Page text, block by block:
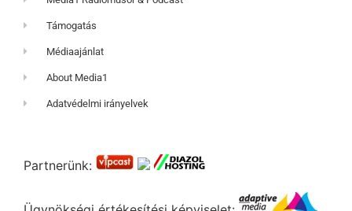
Támogatás
Médiaajánlat
About Media1
Adatvédelmi irányelvek
Partnerünk: